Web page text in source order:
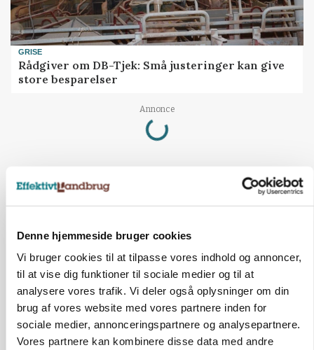
Denne hjemmeside bruger cookies
Vi bruger cookies til at tilpasse vores indhold og annoncer,
til at vise dig funktioner til sociale medier og til at
analysere vores trafik. Vi deler også oplysninger om din
brug af vores website med vores partnere inden for
sociale medier, annonceringspartnere og analysepartnere.
Vores partnere kan kombinere disse data med andre
GRISE
Rådgiver om DB-Tjek: Små justeringer kan give
store besparelser
Annonce
Loading...
MARKED